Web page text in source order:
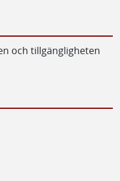
och tillgängligheten